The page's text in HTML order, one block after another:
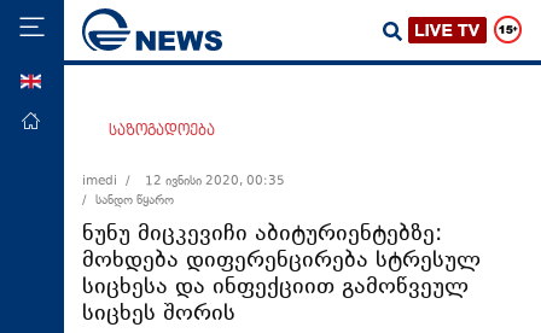
მთავარი
ეკონომიკა
მსოფლიო
ჯანდაცვა
საზოგადოება
საზოგადოება
imedi /
12 ივნისი 2020, 00:35
/ სანდო წყარო
ნუნუ მიცკევიჩი აბიტურიენტებზე:
მოხდება დიფერენცირება სტრესულ
სიცხესა და ინფექციით გამოწვეულ
სიცხეს შორის